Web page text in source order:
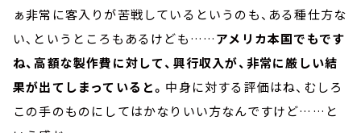
ぁ非常に客入りが苦戦しているというのも、ある種仕方な
い、というところもあるけども……アメリカ本国でもです
ね、高額な製作費に対して、興行収入が、非常に厳しい結
果が出てしまっていると。 中身に対する評価はね、むしろ
この手のものにしてはかなりいい方なんですけど……と